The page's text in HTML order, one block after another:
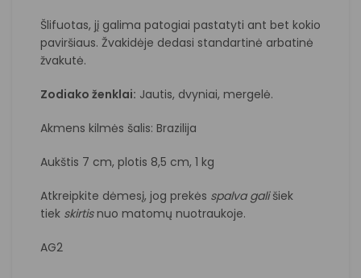
Šlifuotas, jį galima patogiai pastatyti ant bet kokio
paviršiaus. Žvakidėje dedasi standartinė arbatinė
žvakutė.
Zodiako ženklai: Jautis, dvyniai, mergelė.
Akmens kilmės šalis: Brazilija
Aukštis 7 cm, plotis 8,5 cm, 1 kg
Atkreipkite dėmesį, jog prekės spalva gališiek
tiek skirtisnuo matomų nuotraukoje.
AG2